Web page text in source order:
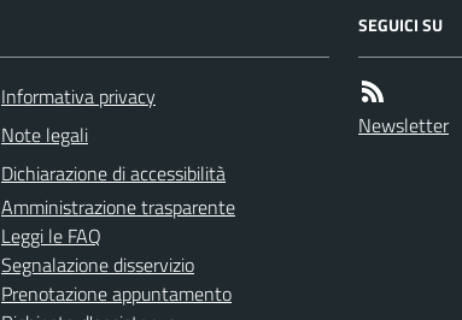
Informativa privacy
Note legali
Dichiarazione di accessibilità
Amministrazione trasparente
Leggi le FAQ
Segnalazione disservizio
Prenotazione appuntamento
SEGUICI SU
Newsletter